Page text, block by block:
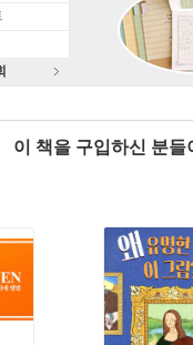
이 책을 구입하신 분